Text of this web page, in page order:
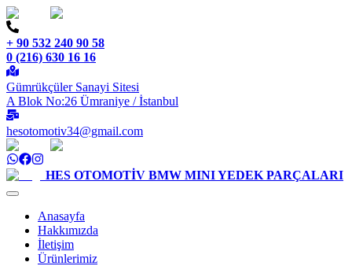
+ 90 532 240 90 58
0 (216) 630 16 16
Gümrükçüler Sanayi Sitesi
A Blok No:26 Ümraniye / İstanbul
hesotomotiv34@gmail.com
HES OTOMOTİV BMW MINI YEDEK PARÇALARI
Anasayfa
Hakkımızda
İletişim
Ürünlerimiz